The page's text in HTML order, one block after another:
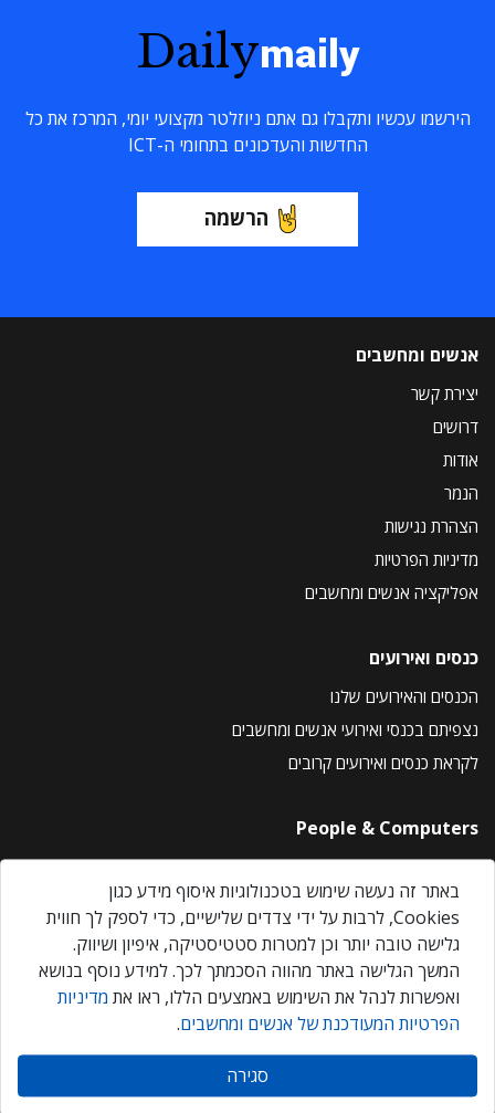
Dailymaily
הירשמו עכשיו ותקבלו גם אתם ניוזלטר מקצועי יומי, המרכז את כל
החדשות והעדכונים בתחומי ה-ICT
הרשמה
אנשים ומחשבים
יצירת קשר
דרושים
אודות
הנמר
הצהרת נגישות
מדיניות הפרטיות
אפליקציה אנשים ומחשבים
כנסים ואירועים
הכנסים והאירועים שלנו
נצפיתם בכנסי ואירועי אנשים ומחשבים
לקראת כנסים ואירועים קרובים
People & Computers
About Us
Privacy Policy
Contact Us
Our Events
אנשים ומחשבים © 2026 – כל הזכויות שמורות
באתר זה נעשה שימוש בטכנולוגיות איסוף מידע כגון
Cookies, לרבות על ידי צדדים שלישיים, כדי לספק לך חווית
גלישה טובה יותר וכן למטרות סטטיסטיקה, איפיון ושיווק.
המשך הגלישה באתר מהווה הסכמתך לכך. למידע נוסף בנושא
ואפשרות לנהל את השימוש באמצעים הללו, ראו את מדיניות
הפרטיות המעודכנת של אנשים ומחשבים.
סגירה